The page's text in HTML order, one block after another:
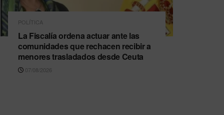
POLÍTICA
La Fiscalía ordena actuar ante las
comunidades que rechacen recibir a
menores trasladados desde Ceuta
07/08/2026